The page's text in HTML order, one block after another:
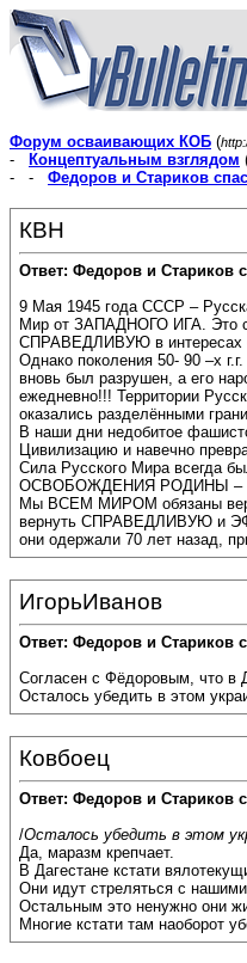
Форум осваивающих КОБ (
-
Концептуальным взглядом
- - Федоров и Стариков
КВН
Ответ: Федоров и
9 Мая 1945 года СССР –
Мир от ЗАПАДНОГО ИГА. Это
СПРАВЕДЛИВУЮ в
Однако поколения 50- 90 –х
вновь был разрушен, а его
ежедневно!!! Территории
оказались разделёнными
В наши дни недобитое
Цивилизацию и навечно
Сила Русского Мира всегда
ОСВОБОЖДЕНИЯ РОДИНЫ –
Мы ВСЕМ МИРОМ обязаны
вернуть СПРАВЕДЛИВУЮ и
они одержали 70 лет назад,
ИгорьИванов
Ответ: Федоров и
Согласен с Фёдоровым, что в
Осталось убедить в этом
Ковбоец
Ответ: Федоров и
/Осталось убедить в этом
Да, маразм крепчает.
В Дагестане кстати
Они идут стреляться с
Остальным это ненужно они
Многие кстати там наоборот